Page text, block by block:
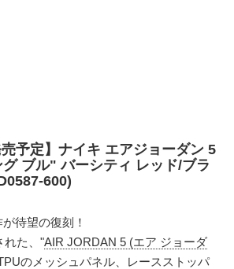
売予定】ナイキ エアジョーダン 5
ブル" バーシティ レッド/ブラ
600)
待望の復刻！
れた、"AIR JORDAN 5 (エア ジョーダ
のメッシュパネル、レースストッパ